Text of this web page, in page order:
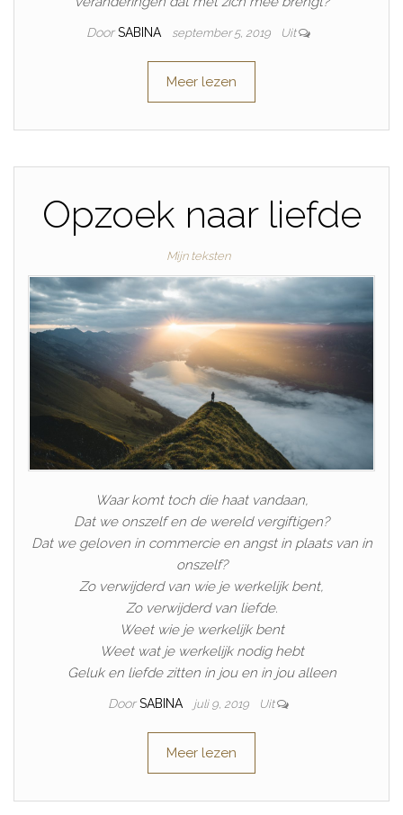
Door SABINA september 5, 2019 Uit
Meer lezen
Opzoek naar liefde
Mijn teksten
Waar komt toch die haat vandaan,
Dat we onszelf en de wereld vergiftigen?
Dat we geloven in commercie en angst in plaats van in
onszelf?
Zo verwijderd van wie je werkelijk bent,
Zo verwijderd van liefde.
Weet wie je werkelijk bent
Weet wat je werkelijk nodig hebt
Geluk en liefde zitten in jou en in jou alleen
Door SABINA juli 9, 2019 Uit
Meer lezen